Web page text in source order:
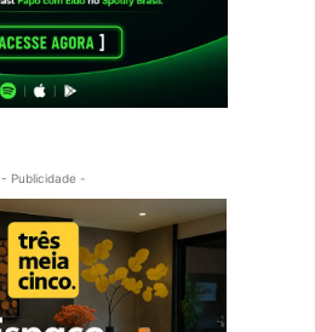
- Publicidade -